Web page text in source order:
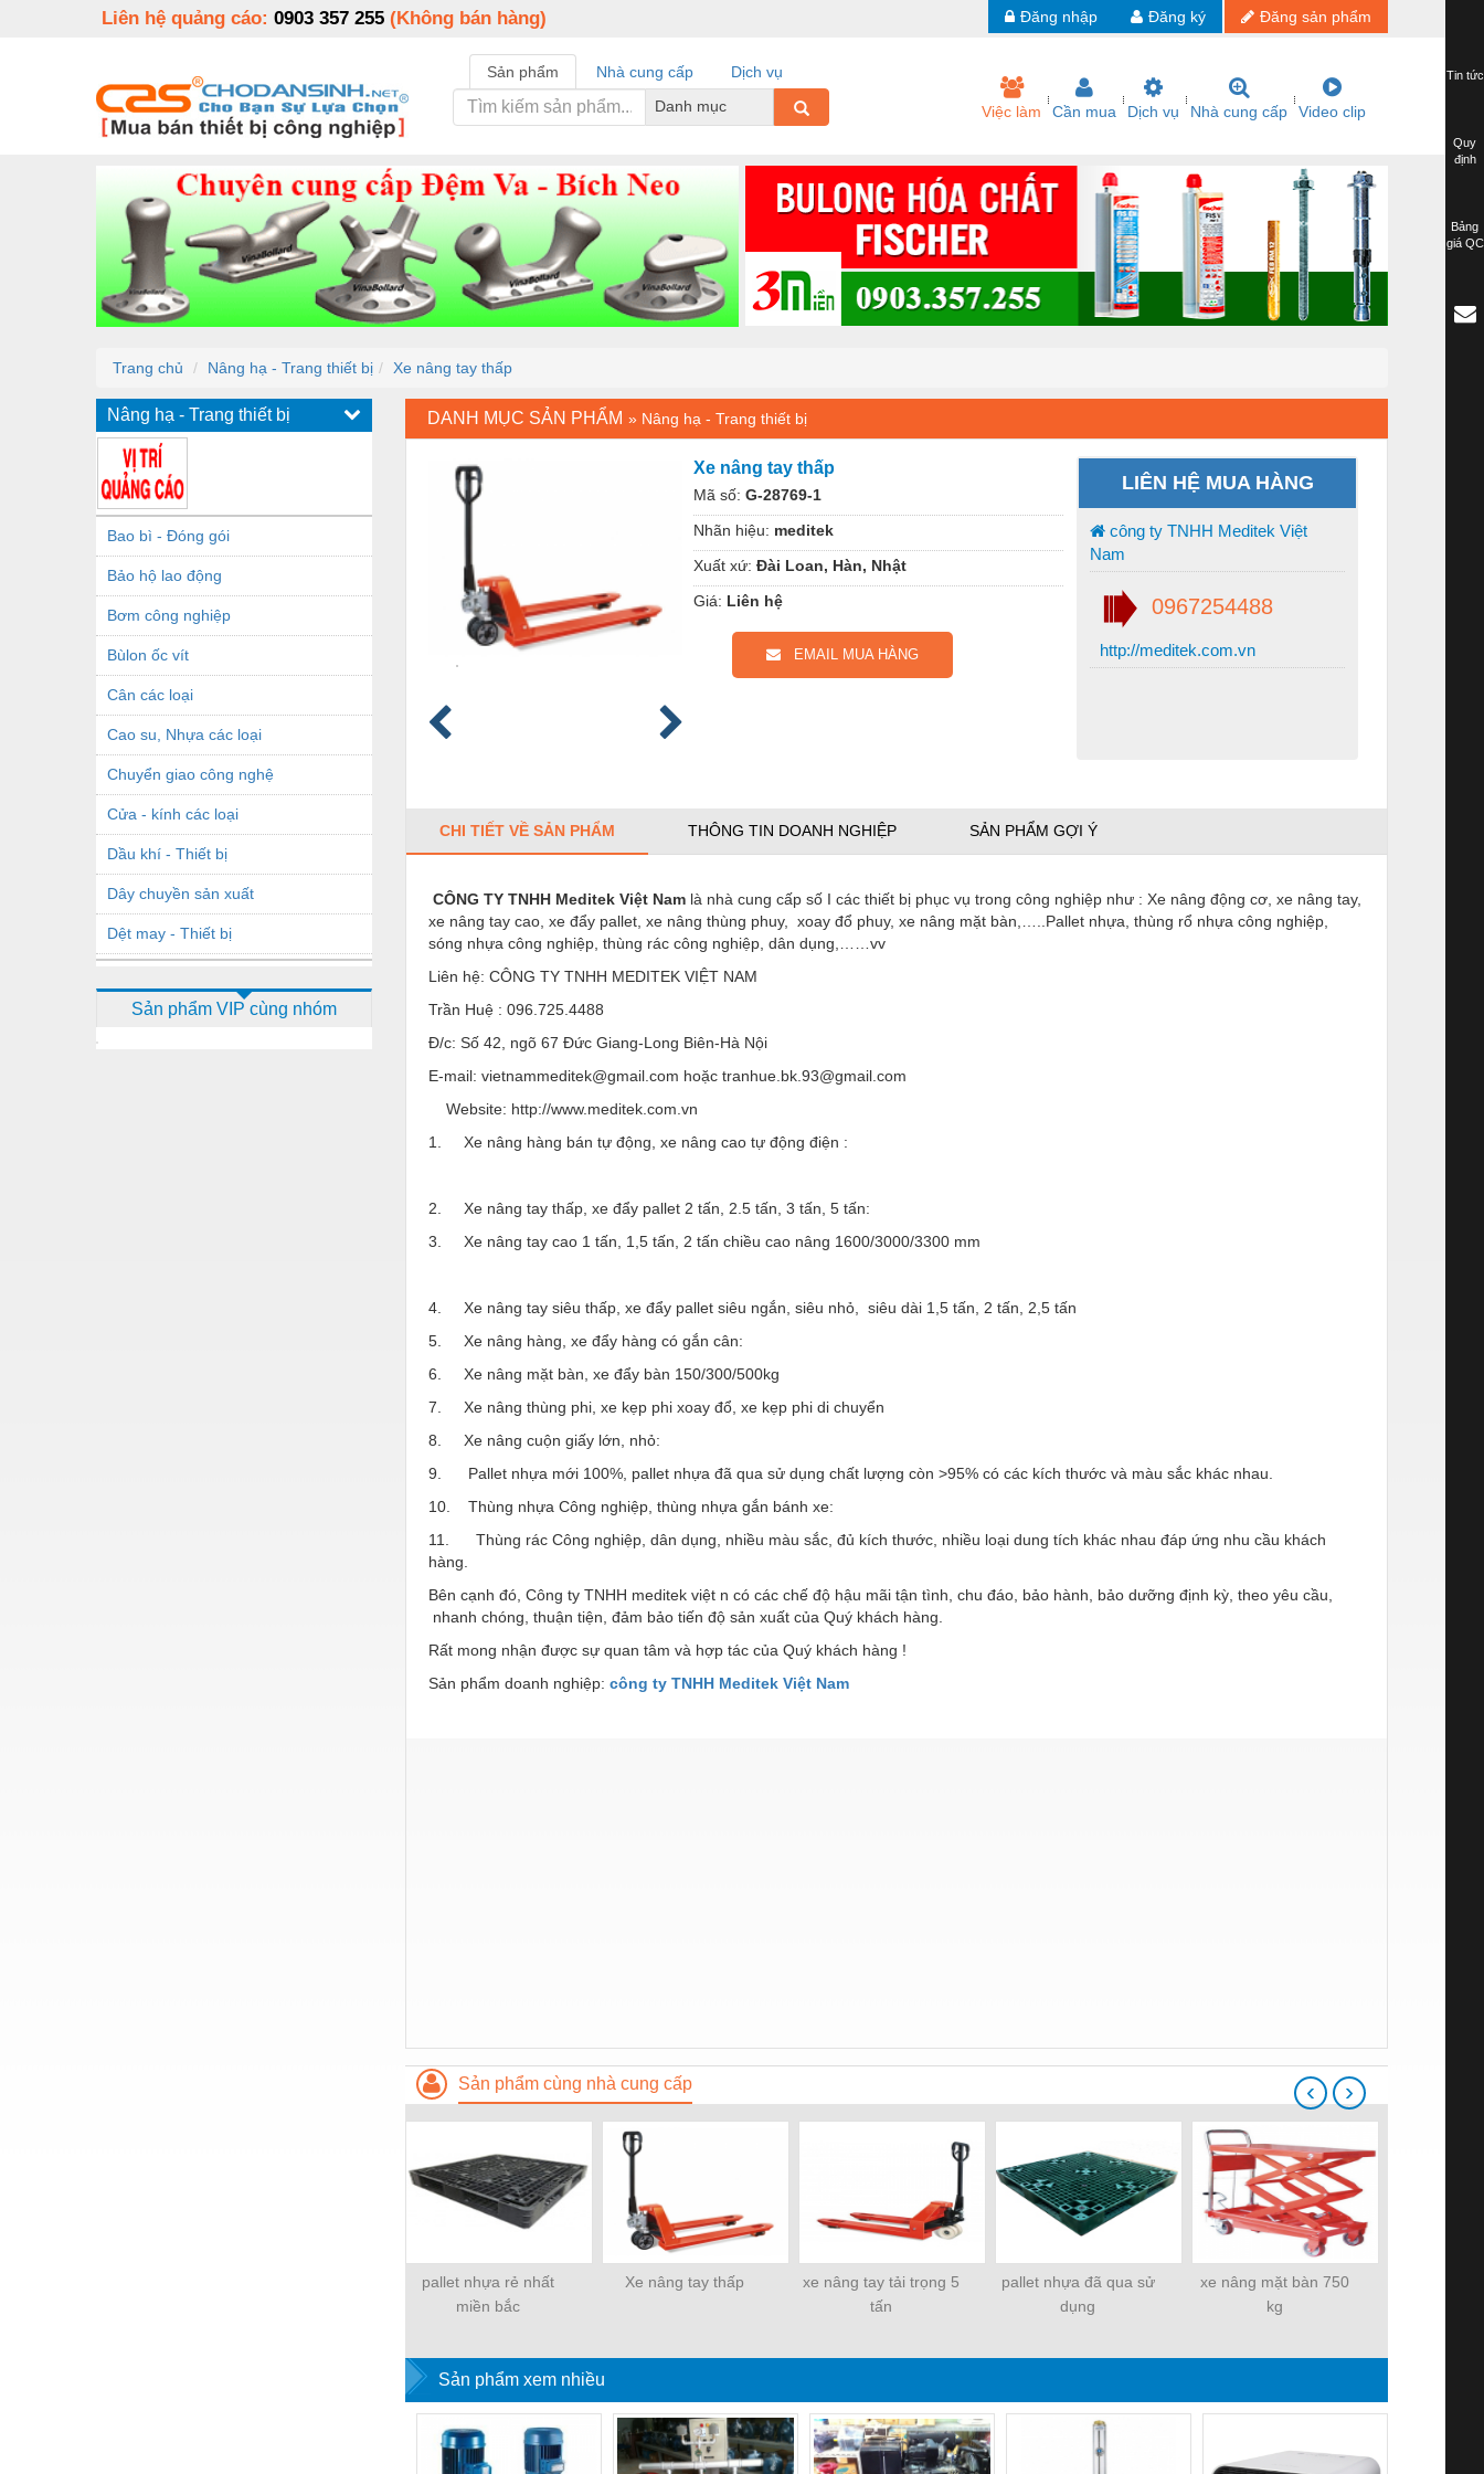
Liên hệ quảng cáo: 0903 357 255 (Không bán hàng) Đăng sản phẩm
Đăng ký
Đăng nhập
Sản phẩm Nhà cung cấp
Dịch vụ
Danh mục
Việc làm Cần mua Dịch vụ Nhà cung cấp Video clip
Trang chủ Nâng hạ - Trang thiết bị Xe nâng tay thấp
Nâng hạ - Trang thiết bị
Bao bì - Đóng gói
Bảo hộ lao động
Bơm công nghiệp
Bùlon ốc vít
Cân các loại
Cao su, Nhựa các loại
Chuyển giao công nghệ
Cửa - kính các loại
Dầu khí - Thiết bị
Dây chuyền sản xuất
Dệt may - Thiết bị
Dịch vụ - Thi công
Sản phẩm VIP cùng nhóm
DANH MỤC SẢN PHẨM » Nâng hạ - Trang thiết bị
Xe nâng tay thấp
Mã số: G-28769-1
Nhãn hiệu: meditek
Xuất xứ: Đài Loan, Hàn, Nhật
Giá: Liên hệ
EMAIL MUA HÀNG
LIÊN HỆ MUA HÀNG
công ty TNHH Meditek Việt
Nam
0967254488
http://meditek.com.vn
CHI TIẾT VỀ SẢN PHẨM THÔNG TIN DOANH NGHIỆP SẢN PHẨM GỢI Ý
CÔNG TY TNHH Meditek Việt Nam là nhà cung cấp số I các thiết bị phục vụ trong công nghiệp như : Xe nâng động cơ, xe nâng tay,
xe nâng tay cao, xe đẩy pallet, xe nâng thùng phuy, xoay đổ phuy, xe nâng mặt bàn,…..Pallet nhựa, thùng rổ nhựa công nghiệp,
sóng nhựa công nghiệp, thùng rác công nghiệp, dân dụng,……vv
Liên hệ: CÔNG TY TNHH MEDITEK VIỆT NAM
Trần Huệ : 096.725.4488
Đ/c: Số 42, ngõ 67 Đức Giang-Long Biên-Hà Nội
E-mail: vietnammeditek@gmail.com hoặc tranhue.bk.93@gmail.com
Website: http://www.meditek.com.vn
1. Xe nâng hàng bán tự động, xe nâng cao tự động điện :
2. Xe nâng tay thấp, xe đẩy pallet 2 tấn, 2.5 tấn, 3 tấn, 5 tấn:
3. Xe nâng tay cao 1 tấn, 1,5 tấn, 2 tấn chiều cao nâng 1600/3000/3300 mm
4. Xe nâng tay siêu thấp, xe đẩy pallet siêu ngắn, siêu nhỏ, siêu dài 1,5 tấn, 2 tấn, 2,5 tấn
5. Xe nâng hàng, xe đẩy hàng có gắn cân:
6. Xe nâng mặt bàn, xe đẩy bàn 150/300/500kg
7. Xe nâng thùng phi, xe kẹp phi xoay đổ, xe kẹp phi di chuyển
8. Xe nâng cuộn giấy lớn, nhỏ:
9. Pallet nhựa mới 100%, pallet nhựa đã qua sử dụng chất lượng còn >95% có các kích thước và màu sắc khác nhau.
10. Thùng nhựa Công nghiệp, thùng nhựa gắn bánh xe:
11. Thùng rác Công nghiệp, dân dụng, nhiều màu sắc, đủ kích thước, nhiều loại dung tích khác nhau đáp ứng nhu cầu khách
hàng.
Bên cạnh đó, Công ty TNHH meditek việt n có các chế độ hậu mãi tận tình, chu đáo, bảo hành, bảo dưỡng định kỳ, theo yêu cầu,
nhanh chóng, thuận tiện, đảm bảo tiến độ sản xuất của Quý khách hàng.
Rất mong nhận được sự quan tâm và hợp tác của Quý khách hàng !
Sản phẩm doanh nghiệp: công ty TNHH Meditek Việt Nam
Sản phẩm cùng nhà cung cấp
pallet nhựa rẻ nhất
miền bắc
Xe nâng tay thấp
xe nâng tay tải trọng 5
tấn
pallet nhựa đã qua sử
dụng
xe nâng mặt bàn 750
kg
‹ ›
Sản phẩm xem nhiều
Tin tức
Quy
định
Bảng
giá QC